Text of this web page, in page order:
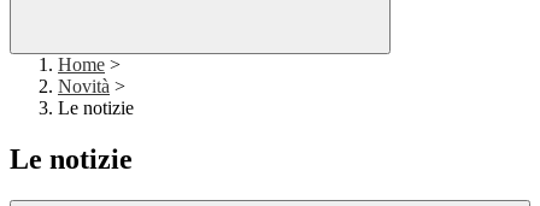
Home >
Novità >
Le notizie
Le notizie